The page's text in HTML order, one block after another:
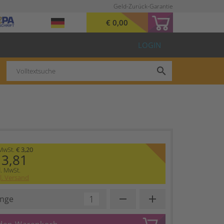
Geld-Zurück-Garantie
€ 0,00
LOGIN
search
€ 3,20
MwSt.
Versand
remove add